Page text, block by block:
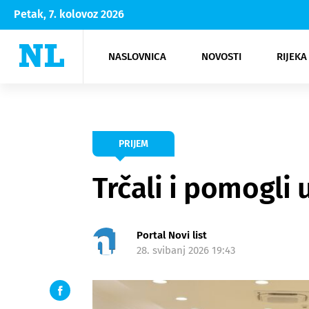
Petak, 7. kolovoz 2026
NASLOVNICA NOVOSTI
Rijeka Opatija
NK
Moda
Kultura
PRIJEM
Trčali i pomogli
Portal Novi list
28. svibanj 2026 19:43